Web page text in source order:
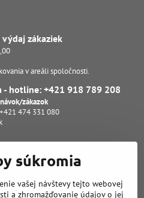
zákaziek
v areáli spoločnosti.
- hotline: +421 918 789 208
zákazok
+421 474 331 080
oddelenia
dash kamery)
súkromia
vašej návštevy tejto webovej
a zhromažďovanie údajov o jej